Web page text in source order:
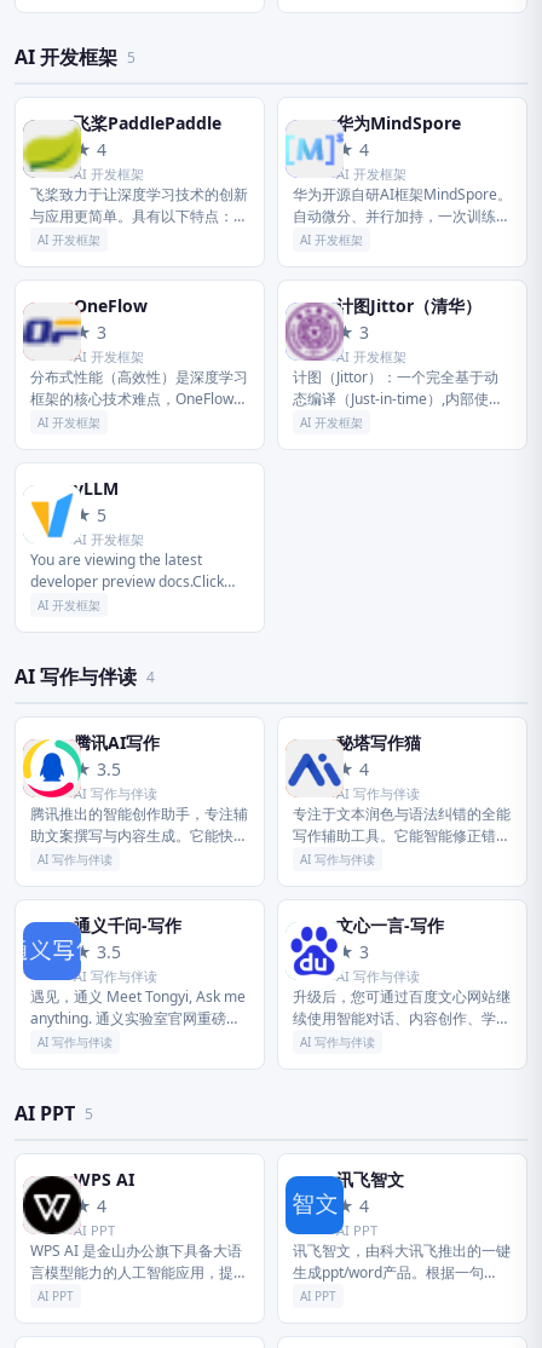
AI 开发框架 5
飞
飞桨PaddlePaddle
★ 4
AI 开发框架
飞桨致力于让深度学习技术的创新
与应用更简单。具有以下特点：同
时支持动态图和静态图，兼顾灵活
模型并提供官方支持；真正源于产
业实...
AI 开发框架
华
华为MindSpore
★ 4
AI 开发框架
华为开源自研AI框架MindSpore。
自动微分、并行加持，一次训练，
可多场景部署。支持端边云全场景
用于计算机视觉、自然语言...
AI 开发框架
O
OneFlow
★ 3
AI 开发框架
分布式性能（高效性）是深度学习
框架的核心技术难点，OneFlow围
绕性能提升和异构分布式扩展，秉
和架构，解决了集群层面的内存...
AI 开发框架
计
计图Jittor（清华）
★ 3
AI 开发框架
计图（Jittor）：一个完全基于动
态编译（Just-in-time）,内部使用
创新的元算子和统一计算图的深度
AI 开发框架
v
vLLM
★ 5
AI 开发框架
You are viewing the latest
developer preview docs.Click
hereto view docs for ...
AI 开发框架
AI 写作与伴读 4
腾
腾讯AI写作
★ 3.5
AI 写作与伴读
腾讯推出的智能创作助手，专注辅
助文案撰写与内容生成。它能快速
产出高质量文章、报告及创意文
AI 写作与伴读
秘
秘塔写作猫
★ 4
AI 写作与伴读
专注于文本润色与语法纠错的全能
写作辅助工具。它能智能修正错别
字、优化语句表达并支持多语言翻
AI 写作与伴读
通
通义千问-写作
★ 3.5
AI 写作与伴读
遇见，通义 Meet Tongyi, Ask me
anything. 通义实验室官网重磅升
级，汇聚全系列大模型、最新行业
AI 写作与伴读
文
文心一言-写作
★ 3
AI 写作与伴读
升级后，您可通过百度文心网站继
续使用智能对话、内容创作、学习
办公、信息查询等功能，并体验最
AI 写作与伴读
AI PPT 5
W
WPS AI
★ 4
AI PPT
WPS AI 是金山办公旗下具备大语
言模型能力的人工智能应用，提供
智能文档写作、长文阅读处理与人
有自动生成 PPT、表格分...
AI PPT
讯
讯飞智文
★ 4
AI PPT
讯飞智文，由科大讯飞推出的一键
生成ppt/word产品。根据一句
话、长文本、音视频等指令智能生
化、排版、导出、一键动效、自动
AI PPT